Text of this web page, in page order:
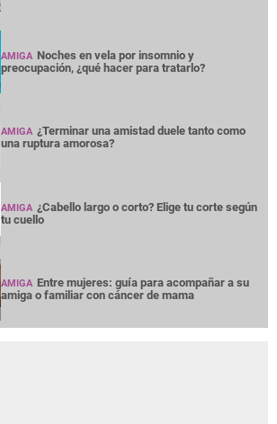
AMIGA Noches en vela por insomnio y
preocupación, ¿qué hacer para tratarlo?
AMIGA ¿Terminar una amistad duele tanto como
una ruptura amorosa?
AMIGA ¿Cabello largo o corto? Elige tu corte según
tu cuello
AMIGA Entre mujeres: guía para acompañar a su
amiga o familiar con cáncer de mama